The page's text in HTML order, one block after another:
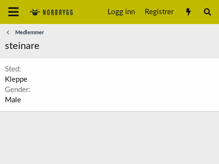
Logg inn Registrer
Medlemmer
steinare
Sted
Kleppe
Gender
Male